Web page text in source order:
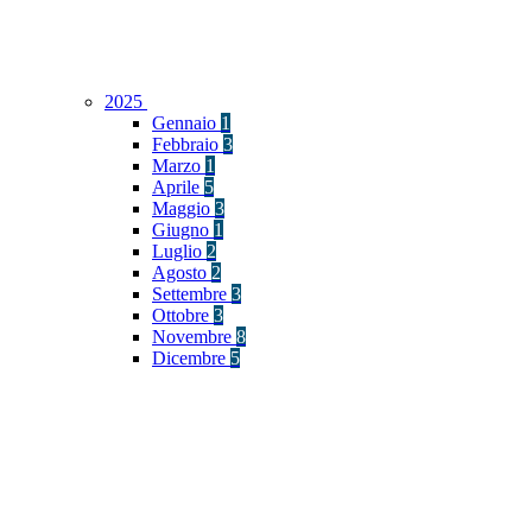
2025
Gennaio 1
Febbraio 3
Marzo 1
Aprile 5
Maggio 3
Giugno 1
Luglio 2
Agosto 2
Settembre 3
Ottobre 3
Novembre 8
Dicembre 5